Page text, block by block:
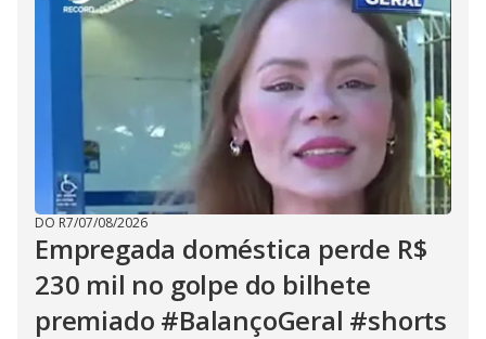
DO R7/07/08/2026
Empregada doméstica perde R$
230 mil no golpe do bilhete
premiado #BalançoGeral #shorts